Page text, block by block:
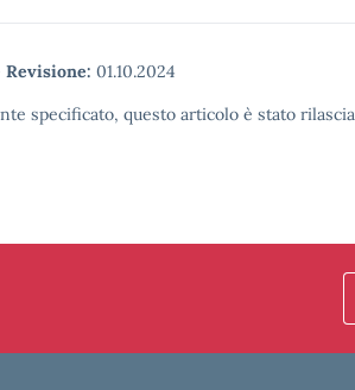
Revisione: 01.10.2024
specificato, questo articolo è stato